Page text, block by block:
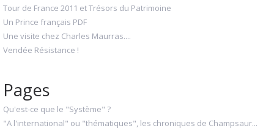
Tour de France 2011 et Trésors du Patrimoine
Un Prince français PDF
Une visite chez Charles Maurras....
Vendée Résistance !
Pages
Qu'est-ce que le "Système" ?
"A l'international" ou "thématiques", les chroniques de Champsaur...